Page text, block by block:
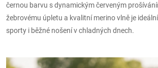
černou barvu s dynamickým červeným
žebrovému úpletu a kvalitní merino vlně je
sporty i běžné nošení v chladných dnech.